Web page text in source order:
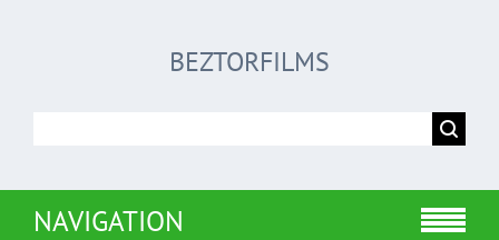
BEZTORFILMS
NAVIGATION